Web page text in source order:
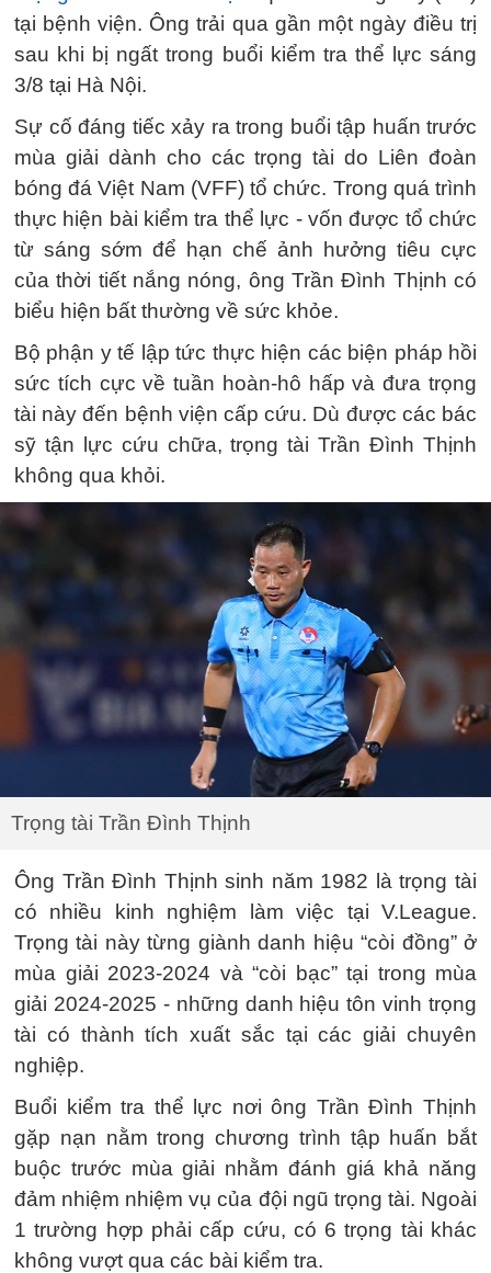
tại bệnh viện. Ông trải qua gần một ngày điều trị
sau khi bị ngất trong buổi kiểm tra thể lực sáng
3/8 tại Hà Nội.
Sự cố đáng tiếc xảy ra trong buổi tập huấn trước
mùa giải dành cho các trọng tài do Liên đoàn
bóng đá Việt Nam (VFF) tổ chức. Trong quá trình
thực hiện bài kiểm tra thể lực - vốn được tổ chức
từ sáng sớm để hạn chế ảnh hưởng tiêu cực
của thời tiết nắng nóng, ông Trần Đình Thịnh có
biểu hiện bất thường về sức khỏe.
Bộ phận y tế lập tức thực hiện các biện pháp hồi
sức tích cực về tuần hoàn-hô hấp và đưa trọng
tài này đến bệnh viện cấp cứu. Dù được các bác
sỹ tận lực cứu chữa, trọng tài Trần Đình Thịnh
không qua khỏi.
Trọng tài Trần Đình Thịnh
Ông Trần Đình Thịnh sinh năm 1982 là trọng tài
có nhiều kinh nghiệm làm việc tại V.League.
Trọng tài này từng giành danh hiệu “còi đồng” ở
mùa giải 2023-2024 và “còi bạc” tại trong mùa
giải 2024-2025 - những danh hiệu tôn vinh trọng
tài có thành tích xuất sắc tại các giải chuyên
nghiệp.
Buổi kiểm tra thể lực nơi ông Trần Đình Thịnh
gặp nạn nằm trong chương trình tập huấn bắt
buộc trước mùa giải nhằm đánh giá khả năng
đảm nhiệm nhiệm vụ của đội ngũ trọng tài. Ngoài
1 trường hợp phải cấp cứu, có 6 trọng tài khác
không vượt qua các bài kiểm tra.